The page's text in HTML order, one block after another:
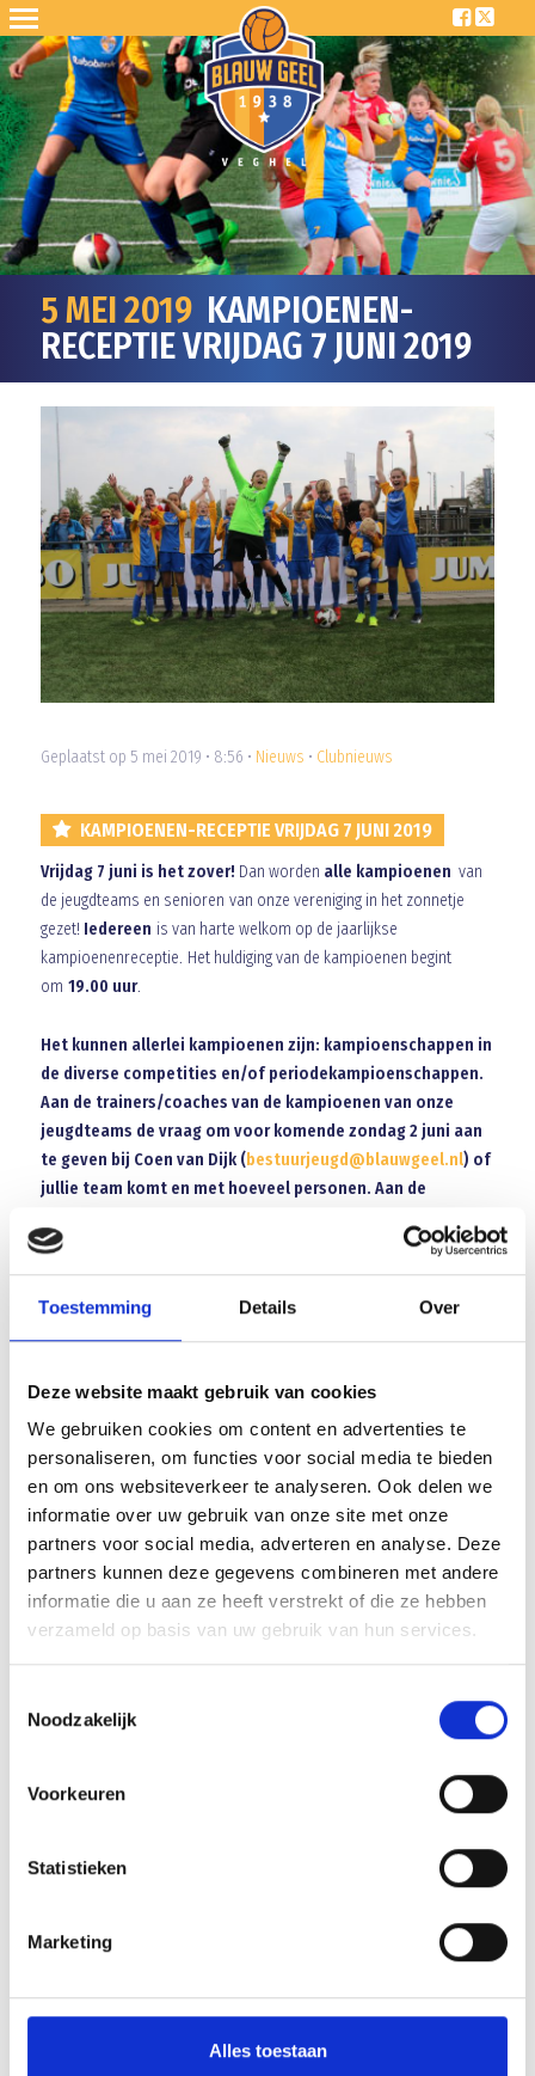
Toestemming Details Over
Deze website maakt gebruik van cookies
We gebruiken cookies om content en advertenties te
personaliseren, om functies voor social media te bieden
en om ons websiteverkeer te analyseren. Ook delen we
informatie over uw gebruik van onze site met onze
partners voor social media, adverteren en analyse. Deze
partners kunnen deze gegevens combineren met andere
informatie die u aan ze heeft verstrekt of die ze hebben
verzameld op basis van uw gebruik van hun services.
Noodzakelijk
Voorkeuren
Statistieken
Marketing
Alles toestaan
5 MEI 2019KAMPIOENEN-
RECEPTIE VRIJDAG 7 JUNI 2019
Geplaatst op 5 mei 2019 • 8:56 • Nieuws • Clubnieuws
KAMPIOENEN-RECEPTIE VRIJDAG 7 JUNI 2019
Vrijdag 7 juni is het zover! Dan worden alle kampioenen van
de jeugdteams en senioren van onze vereniging in het zonnetje
gezet! Iedereen is van harte welkom op de jaarlijkse
kampioenenreceptie. Het huldiging van de kampioenen begint
om 19.00 uur.
Het kunnen allerlei kampioenen zijn: kampioenschappen in
de diverse competities en/of periodekampioenschappen.
Aan de trainers/coaches van de kampioenen van onze
jeugdteams de vraag om voor komende zondag 2 juni aan
te geven bij Coen van Dijk (bestuurjeugd@blauwgeel.nl) of
jullie team komt en met hoeveel personen. Aan de
om voor komende zondag 2 juni bij Jeroen Minneboo
(bestuursenioren@blauwgeel.nl) te melden of jullie team
komt en met hoeveel personen.
clubhuis!
Namens SV Blauw Geel ’38/JUMBO
Jeugdzaken (voorzitter)
Twitter FacebookWhatsApp
De strijd tegen ontlopen nacompetitie
AANMELDEN LID
RECENT NIEUWS